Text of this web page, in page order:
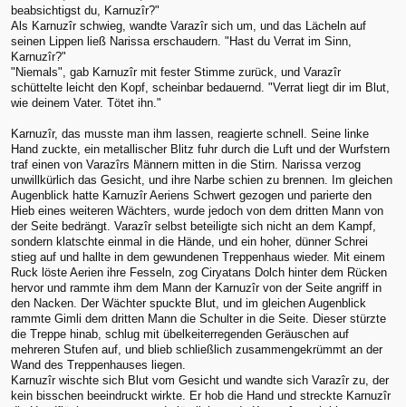
beabsichtigst du, Karnuzîr?"
Als Karnuzîr schwieg, wandte Varazîr sich um, und das Lächeln auf
seinen Lippen ließ Narissa erschaudern. "Hast du Verrat im Sinn,
Karnuzîr?"
"Niemals", gab Karnuzîr mit fester Stimme zurück, und Varazîr
schüttelte leicht den Kopf, scheinbar bedauernd. "Verrat liegt dir im Blut,
wie deinem Vater. Tötet ihn."
Karnuzîr, das musste man ihm lassen, reagierte schnell. Seine linke
Hand zuckte, ein metallischer Blitz fuhr durch die Luft und der Wurfstern
traf einen von Varazîrs Männern mitten in die Stirn. Narissa verzog
unwillkürlich das Gesicht, und ihre Narbe schien zu brennen. Im gleichen
Augenblick hatte Karnuzîr Aeriens Schwert gezogen und parierte den
Hieb eines weiteren Wächters, wurde jedoch von dem dritten Mann von
der Seite bedrängt. Varazîr selbst beteiligte sich nicht an dem Kampf,
sondern klatschte einmal in die Hände, und ein hoher, dünner Schrei
stieg auf und hallte in dem gewundenen Treppenhaus wieder. Mit einem
Ruck löste Aerien ihre Fesseln, zog Ciryatans Dolch hinter dem Rücken
hervor und rammte ihm dem Mann der Karnuzîr von der Seite angriff in
den Nacken. Der Wächter spuckte Blut, und im gleichen Augenblick
rammte Gimli dem dritten Mann die Schulter in die Seite. Dieser stürzte
die Treppe hinab, schlug mit übelkeiterregenden Geräuschen auf
mehreren Stufen auf, und blieb schließlich zusammengekrümmt an der
Wand des Treppenhauses liegen.
Karnuzîr wischte sich Blut vom Gesicht und wandte sich Varazîr zu, der
kein bisschen beeindruckt wirkte. Er hob die Hand und streckte Karnuzîr